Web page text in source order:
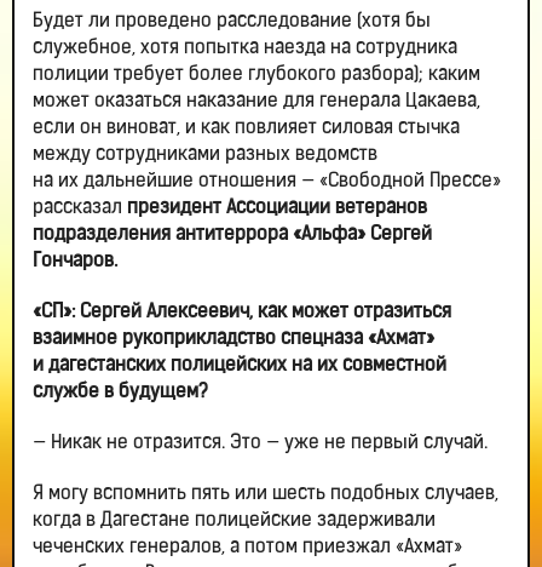
Будет ли проведено расследование (хотя бы
служебное, хотя попытка наезда на сотрудника
полиции требует более глубокого разбора); каким
может оказаться наказание для генерала Цакаева,
если он виноват, и как повлияет силовая стычка
между сотрудниками разных ведомств
на их дальнейшие отношения — «Свободной Прессе»
рассказал президент Ассоциации ветеранов
подразделения антитеррора «Альфа» Сергей
Гончаров.
«СП»: Сергей Алексеевич, как может отразиться
взаимное рукоприкладство спецназа «Ахмат»
и дагестанских полицейских на их совместной
службе в будущем?
— Никак не отразится. Это — уже не первый случай.
Я могу вспомнить пять или шесть подобных случаев,
когда в Дагестане полицейские задерживали
чеченских генералов, а потом приезжал «Ахмат»